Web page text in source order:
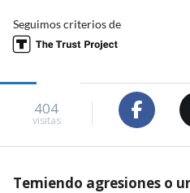
Seguimos criterios de
404
visitas
Temiendo agresiones o